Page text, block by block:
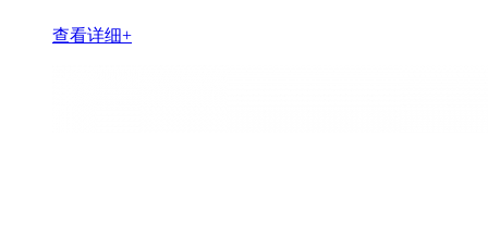
查看详细+